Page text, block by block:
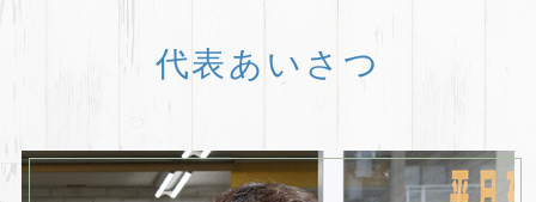
代表あいさつ